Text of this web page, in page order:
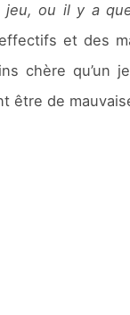
jeu, ou il y a
et des
chère qu’un
être de